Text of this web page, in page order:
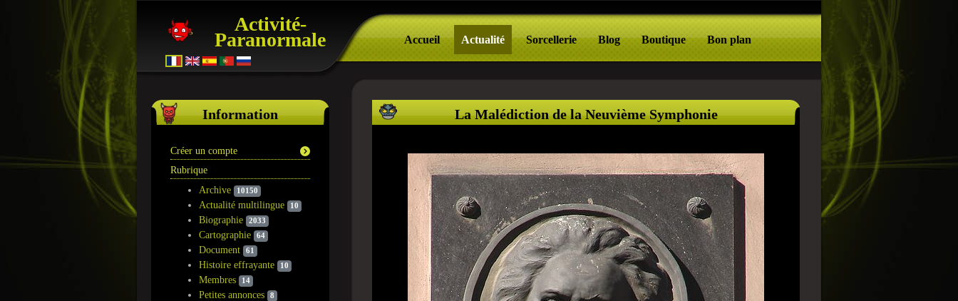
Activité-
Paranormale Accueil Actualité Sorcellerie Blog Boutique Bon plan
Information
Créer un compte
Rubrique
Archive
10150
Actualité multilingue 10
Biographie 2033
Cartographie 64
Document 61
Histoire effrayante 10
Membres 14
Petites annonces 8
La Malédiction de la Neuvième Symphonie